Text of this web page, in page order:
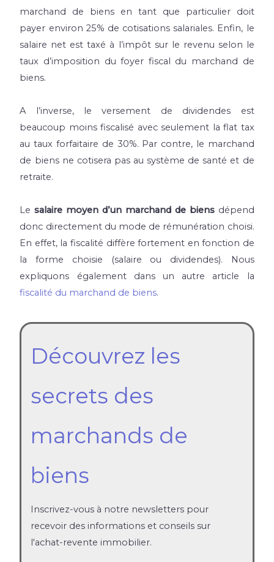
marchand de biens en tant que particulier doit
payer environ 25% de cotisations salariales. Enfin, le
salaire net est taxé à l’impôt sur le revenu selon le
taux d’imposition du foyer fiscal du marchand de
biens.
A l’inverse, le versement de dividendes est
beaucoup moins fiscalisé avec seulement la flat tax
au taux forfaitaire de 30%. Par contre, le marchand
de biens ne cotisera pas au système de santé et de
retraite.
Lesalaire moyen d’un marchand de biensdépend
donc directement du mode de rémunération choisi.
En effet, la fiscalité diffère fortement en fonction de
la forme choisie (salaire ou dividendes). Nous
expliquons également dans un autre article la
fiscalité du marchand de biens.
Découvrez les
secrets des
marchands de
biens
Inscrivez-vous à notre newsletters pour
recevoir des informations et conseils sur
l'achat-revente immobilier.